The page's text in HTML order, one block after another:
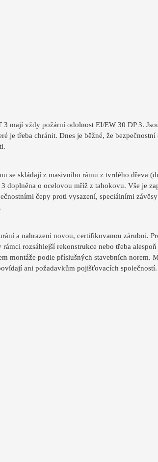
3 mají vždy požární odolnost EI/EW 30 DP 3.
je třeba chránit. Dnes je běžné, že
se skládají z masivního rámu z tvrdého dřeva
doplněna o ocelovou mříž z tahokovu. Vše je
čepy proti vysazení, speciálními
a nahrazení novou, certifikovanou zárubní.
rozsáhlejší rekonstrukce nebo třeba
montáže podle příslušných stavebních norem.
ani požadavkům pojišťovacích společností.